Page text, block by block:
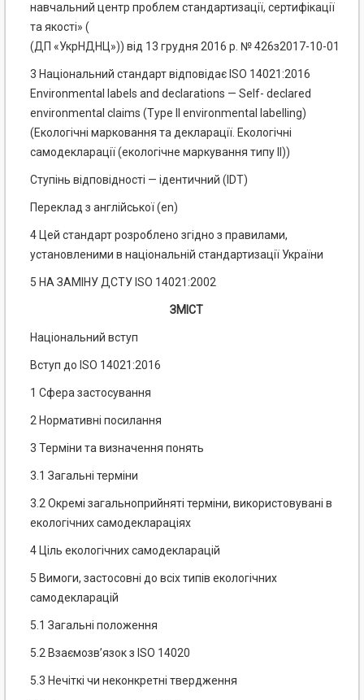
навчальний центр проблем стандартизації, сертифікації
та якості» (
(ДП «УкрНДНЦ»)) від 13 грудня 2016 р. № 426з2017-10-01
3 Національний стандарт відповідає ISO 14021:2016
Environmental labels and declarations — Self- declared
environmental claims (Type II environmental labelling)
(Екологічні марковання та декларації. Екологічні
самодекларації (екологічне маркування типу II))
Ступінь відповідності — ідентичний (IDT)
Переклад з англійської (en)
4 Цей стандарт розроблено згідно з правилами,
установленими в національній стандартизації України
5 НА ЗАМІНУ ДСТУ ISO 14021:2002
ЗМІСТ
Національний вступ
Вступ до ISO 14021:2016
1 Сфера застосування
2 Нормативні посилання
3 Терміни та визначення понять
3.1 Загальні терміни
3.2 Окремі загальноприйняті терміни, використовувані в
екологічних самодеклараціях
4 Ціль екологічних самодекларацій
5 Вимоги, застосовні до всіх типів екологічних
самодекларацій
5.1 Загальні положення
5.2 Взаємозв’язок з ISO 14020
5.3 Нечіткі чи неконкретні твердження